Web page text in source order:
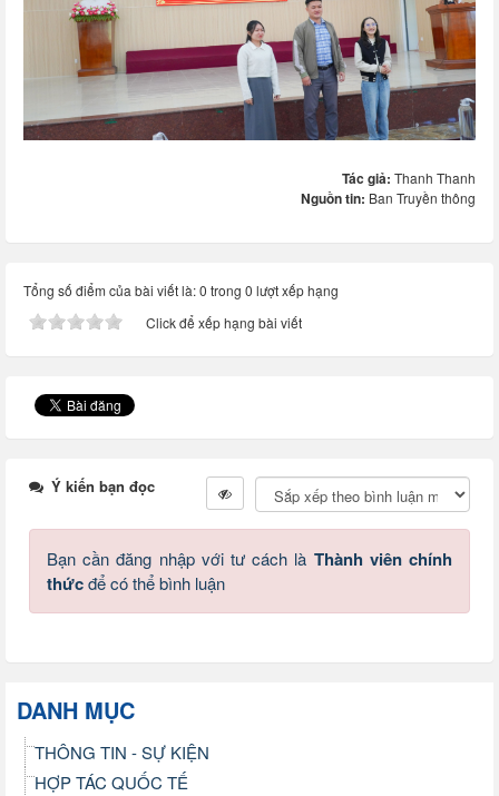
Tác giả: Thanh Thanh
Nguồn tin: Ban Truyền thông
Tổng số điểm của bài viết là: 0 trong 0 lượt xếp hạng
Click để xếp hạng bài viết
Ý kiến bạn đọc
Bạn cần đăng nhập với tư cách là Thành viên chính
thứcđể có thể bình luận
DANH MỤC
THÔNG TIN - SỰ KIỆN
HỢP TÁC QUỐC TẾ